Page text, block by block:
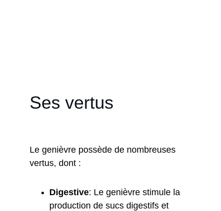
Ses vertus
Le genièvre possède de nombreuses
vertus, dont :
Digestive: Le genièvre stimule la
production de sucs digestifs et